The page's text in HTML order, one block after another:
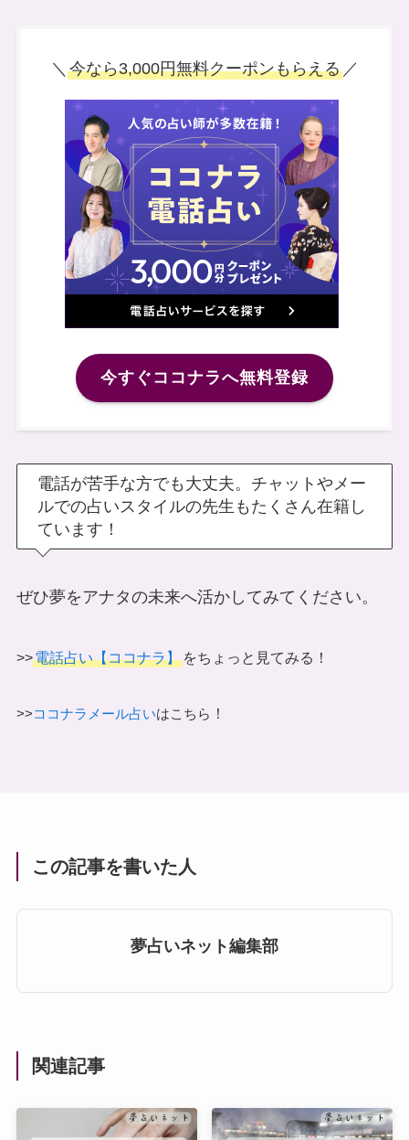
＼ 今なら3,000円無料クーポンもらえる／
今すぐココナラへ無料登録
電話が苦手な方でも大丈夫。チャットやメー
ルでの占いスタイルの先生もたくさん在籍し
ています！
ぜひ夢をアナタの未来へ活かしてみてください。
>>電話占い【ココナラ】をちょっと見てみる！
>>ココナラメール占いはこちら ！
この記事を書いた人
夢占いネット編集部
関連記事